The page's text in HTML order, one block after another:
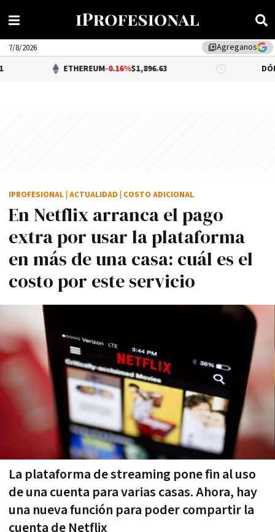
library_addAgreganos
7/8/2026
-0.16%$1,896.63 DÓLAR BNA
En Netflix arranca el pago
extra por usar la plataforma
en más de una casa: cuál es el
costo por este servicio
La plataforma de streaming pone fin al uso
de una cuenta para varias casas. Ahora, hay
una nueva función para poder compartir la
cuenta de Netflix
IPROFESIONAL ACTUALIDAD COSTO ADICIONAL